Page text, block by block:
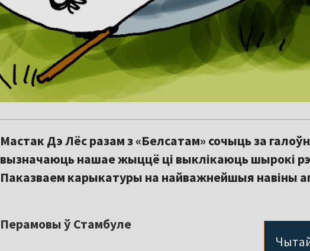
Мастак Дэ Лёс разам з «Белсатам» сочыць за
вызначаюць нашае жыццё ці выклікаюць шырокі
Паказваем карыкатуры на найважнейшыя навіны
Перамовы ў Стамбуле